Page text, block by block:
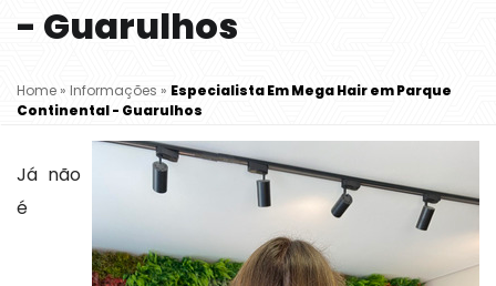
- Guarulhos
Home» Informações » Especialista Em Mega Hair em Parque
Continental - Guarulhos
Já não
é